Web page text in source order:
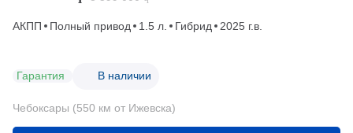
АКПП Полный привод 1.5 л. Гибрид 2025 г.в.
Гарантия В наличии
Чебоксары (550 км от Ижевска)